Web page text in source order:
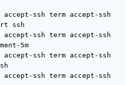
> X.X.X.Y bgp: P
32409: BGP, length: 39
jambo Frame
к желаемому результату,
как ни в чем не было.